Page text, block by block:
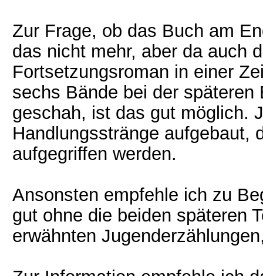
Zur Frage, ob das Buch am
das nicht mehr, aber da auch
Fortsetzungsroman in einer
sechs Bände bei der
geschah, ist das gut möglich.
Handlungsstränge aufgebaut,
aufgegriffen werden.
Ansonsten empfehle ich zu
gut ohne die beiden späteren
erwähnten